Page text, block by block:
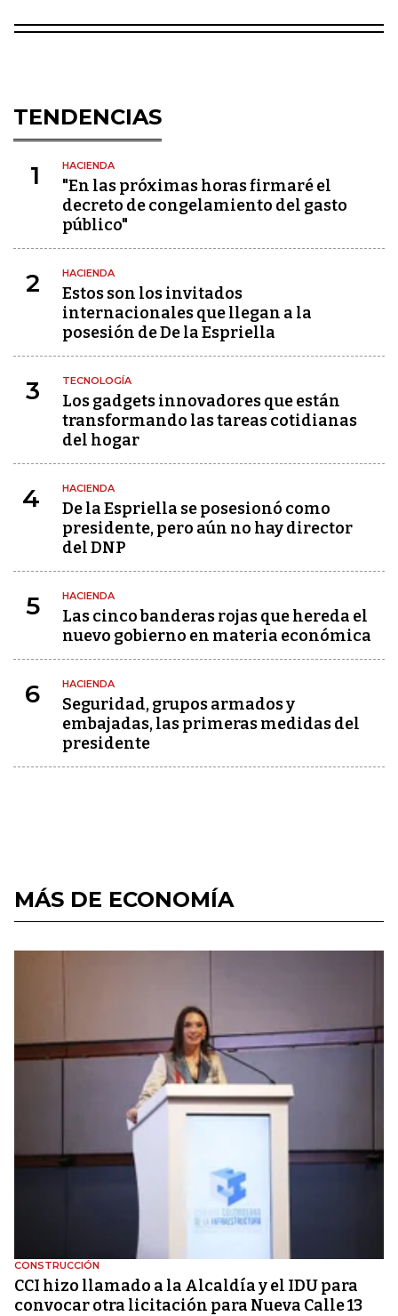
TENDENCIAS
1 HACIENDA
"En las próximas horas firmaré el
decreto de congelamiento del gasto
público"
2 HACIENDA
Estos son los invitados
internacionales que llegan a la
posesión de De la Espriella
3 TECNOLOGÍA
Los gadgets innovadores que están
transformando las tareas cotidianas
del hogar
4 HACIENDA
De la Espriella se posesionó como
presidente, pero aún no hay director
del DNP
5 HACIENDA
Las cinco banderas rojas que hereda el
nuevo gobierno en materia económica
6 HACIENDA
Seguridad, grupos armados y
embajadas, las primeras medidas del
presidente
MÁS DE ECONOMÍA
CONSTRUCCIÓN
CCI hizo llamado a la Alcaldía y el IDU para
convocar otra licitación para Nueva Calle 13